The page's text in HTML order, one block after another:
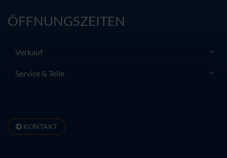
ÖFFNUNGSZEITEN
Verkauf
Service & Teile
KONTAKT